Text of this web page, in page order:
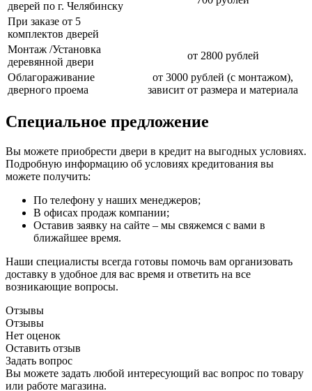
дверей по г. Челябинску
При заказе от 5
комплектов дверей
Монтаж /Установка
деревянной двери
от 2800 рублей
Облагораживание
дверного проема
от 3000 рублей (с монтажом),
зависит от размера и материала
Специальное предложение
Вы можете приобрести двери в кредит на выгодных условиях.
Подробную информацию об условиях кредитования вы
можете получить:
По телефону у наших менеджеров;
В офисах продаж компании;
Оставив заявку на сайте – мы свяжемся с вами в
ближайшее время.
Наши специалисты всегда готовы помочь вам организовать
доставку в удобное для вас время и ответить на все
возникающие вопросы.
Отзывы
Отзывы
Нет оценок
Оставить отзыв
Задать вопрос
Вы можете задать любой интересующий вас вопрос по товару
или работе магазина.